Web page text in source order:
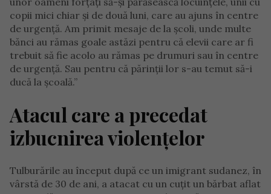
copii mici chiar și de două luni, care au ajuns în centre
de urgență. Am primit mesaje de la școli, unde multe
bănci au rămas goale astăzi pentru că elevii care ar fi
trebuit să fie acolo au rămas pe drumuri sau în centre
de urgență. Sau pentru că părinții lor s-au temut să-i
ducă la școală.”
Atacul care a precedat
izbucnirea violențelor
Tulburările au început după ce un imigrant sudanez, în
vârstă de 30 de ani, a atacat cu un cuțit un bărbat aflat